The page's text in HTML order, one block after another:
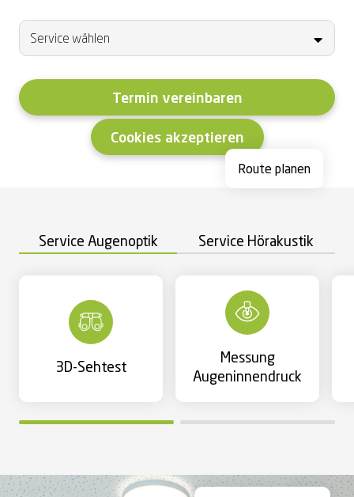
Termin vereinbaren
Cookies akzeptieren
Route planen
Service Augenoptik Service Hörakustik
3D-Sehtest
Messung
Augeninnendruck